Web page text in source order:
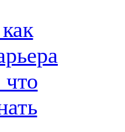
что